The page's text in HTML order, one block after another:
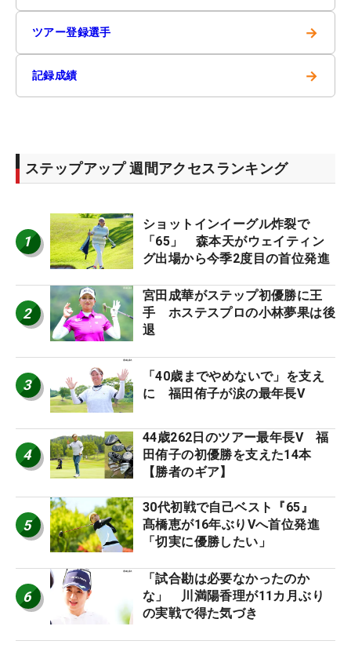
ツアー登録選手 →
記録成績 →
ステップアップ 週間アクセスランキング
1
ショットインイーグル炸裂で
「65」 森本天がウェイティン
グ出場から今季2度目の首位発進
2
宮田成華がステップ初優勝に王
手 ホステスプロの小林夢果は後
退
3
「40歳までやめないで」を支え
に 福田侑子が涙の最年長V
4
44歳262日のツアー最年長V 福
田侑子の初優勝を支えた14本
【勝者のギア】
5
30代初戦で自己ベスト『65』
髙橋恵が16年ぶりVへ首位発進
「切実に優勝したい」
6
「試合勘は必要なかったのか
な」 川満陽香理が11カ月ぶり
の実戦で得た気づき